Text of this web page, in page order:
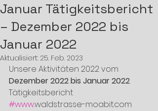
Januar Tätigkeitsbericht
– Dezember 2022 bis
Januar 2022
Aktualisiert: 25. Feb. 2023
Unsere Aktivitäten 2022 vom
Dezember 2022 bis Januar 2022
Tätigkeitsbericht
#www.waldstrasse-moabit.com